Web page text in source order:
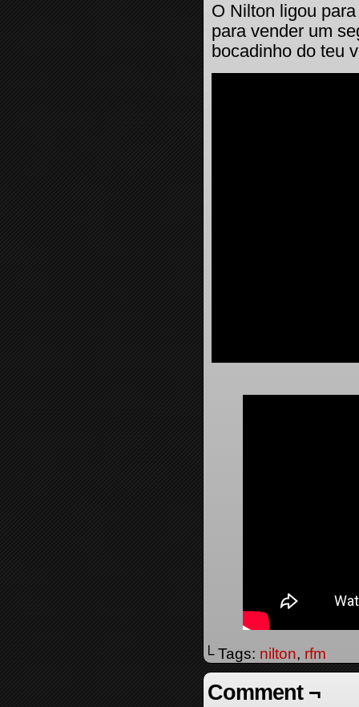
O Nilton ligou
para vender um
bocadinho do teu
└ Tags: nilton, rfm
Comment ¬